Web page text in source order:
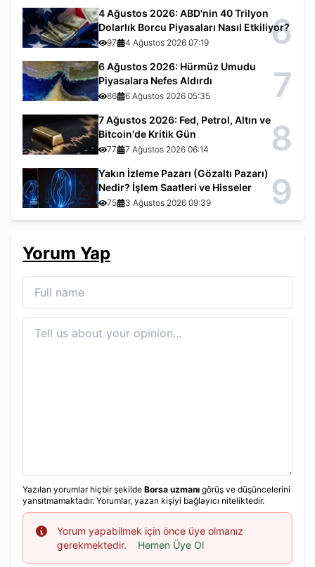
4 Ağustos 2026: ABD'nin 40 Trilyon
Dolarlık Borcu Piyasaları Nasıl Etkiliyor?
97 4 Ağustos 2026 07:19 6
6 Ağustos 2026: Hürmüz Umudu
Piyasalara Nefes Aldırdı
86 6 Ağustos 2026 05:35 7
7 Ağustos 2026: Fed, Petrol, Altın ve
Bitcoin'de Kritik Gün
77 7 Ağustos 2026 06:14 8
Yakın İzleme Pazarı (Gözaltı Pazarı)
Nedir? İşlem Saatleri ve Hisseler
75 3 Ağustos 2026 09:39 9
Yorum Yap
Yazılan yorumlar hiçbir şekilde Borsa uzmanı görüş ve düşüncelerini
yansıtmamaktadır. Yorumlar, yazan kişiyi bağlayıcı niteliktedir.
Info
Yorum yapabilmek için önce üye olmanız
gerekmektedir.
Hemen Üye Ol